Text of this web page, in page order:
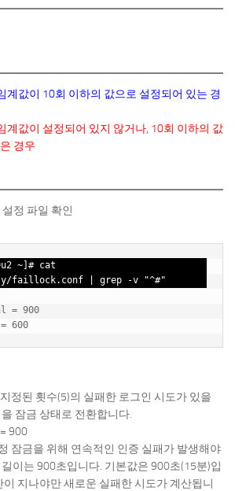
계값이 10회 이하의 값으로 설정되어 있는 경
계값이 설정되어 있지 않거나, 10회 이하의 값
경우
정 파일 확인
~]# cat
faillock.conf | grep -v "^#"
= 900
정된 횟수(5)의 실패한 로그인 시도가 있을
잠금 상태로 전환합니다.
900
잠금을 위해 연속적인 인증 실패가 발생해야
이는 900초입니다. 기본값은 900초(15분)입
이 지나야만 새로운 실패한 시도가 계산됩니